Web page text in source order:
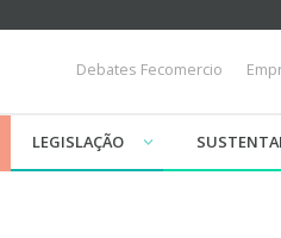
Debates Fecomercio
LEGISLAÇÃO